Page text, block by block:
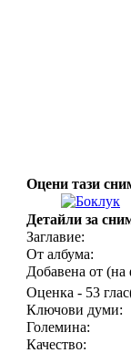
Оцени тази
Детайли за
Заглавие:
От албума:
Добавена от (на
Оценка - 53
Ключови думи:
Големина:
Качество: